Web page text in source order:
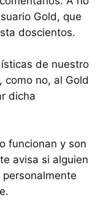
Gold, que
doscientos.
de nuestro
como no, al Gold
dicha
funcionan y son
avisa si alguien